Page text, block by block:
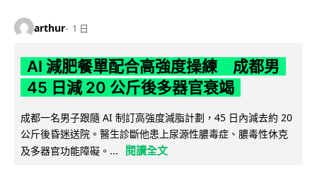
arthur 1 日
AI 減肥餐單配合高強度操練 成都男
45 日減 20 公斤後多器官衰竭
成都一名男子跟隨 AI 制訂高強度減脂計劃，45 日內減去約 20
公斤後昏迷送院。醫生診斷他患上尿源性膿毒症、膿毒性休克
及多器官功能障礙。...
閱讀全文